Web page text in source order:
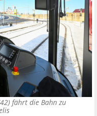
fährt die Bahn zu